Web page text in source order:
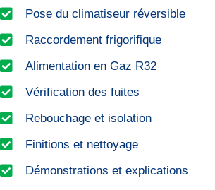
Pose du climatiseur réversible
Raccordement frigorifique
Alimentation en Gaz R32
Vérification des fuites
Rebouchage et isolation
Finitions et nettoyage
Démonstrations et explications